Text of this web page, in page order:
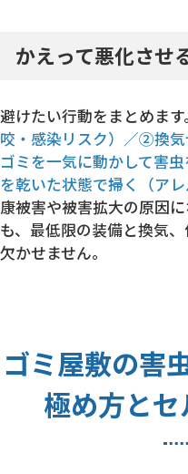
かえって悪化させ
避けたい行動をまとめます。
咬・感染リスク）／②換
ゴミを一気に動かして害
を乾いた状態で掃く（アレ
康被害や被害拡大の原因
も、最低限の装備と換気
欠かせません。
ゴミ屋敷の害
極め方と